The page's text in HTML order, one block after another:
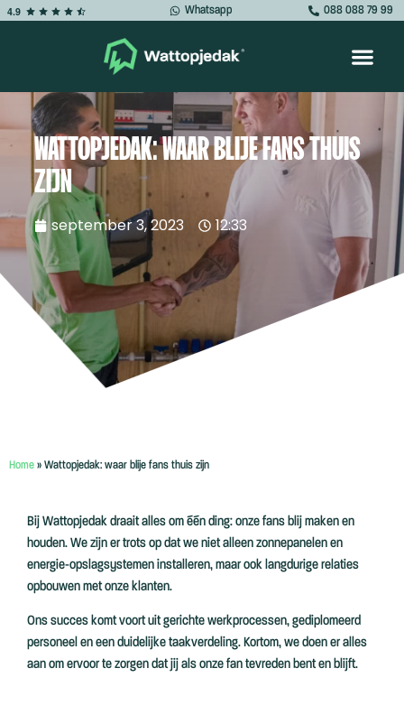
4.9 Whatsapp 088 088 79 99
WATTOPJEDAK: WAAR BLIJE FANS THUIS
ZIJN
september 3, 2023 12:33
Home » Wattopjedak: waar blije fans thuis zijn
Bij Wattopjedak draait alles om één ding: onze fans blij maken en
houden. We zijn er trots op dat we niet alleen zonnepanelen en
energie-opslagsystemen installeren, maar ook langdurige relaties
opbouwen met onze klanten.
Ons succes komt voort uit gerichte werkprocessen, gediplomeerd
personeel en een duidelijke taakverdeling. Kortom, we doen er alles
aan om ervoor te zorgen dat jij als onze fan tevreden bent en blijft.